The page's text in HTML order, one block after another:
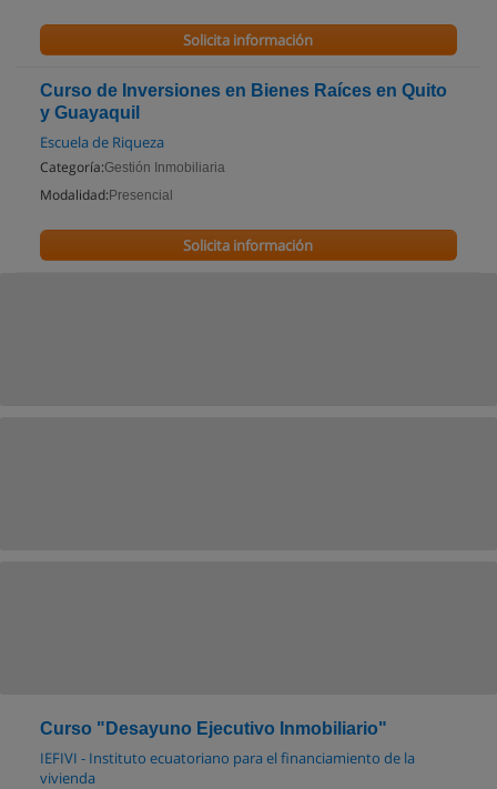
Solicita información
Curso de Inversiones en Bienes Raíces en Quito
y Guayaquil
Escuela de Riqueza
Categoría:Gestión Inmobiliaria
Modalidad: Presencial
Solicita información
Curso "Desayuno Ejecutivo Inmobiliario"
IEFIVI - Instituto ecuatoriano para el financiamiento de la
vivienda